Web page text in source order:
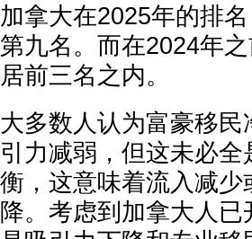
加拿大在2025年的排
第九名。而在2024年
居前三名之内。
大多数人认为富豪移
引力减弱，但这未必
衡，这意味着流入减
降。考虑到加拿大人